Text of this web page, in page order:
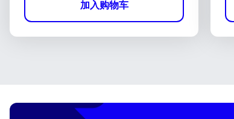
加入购物车